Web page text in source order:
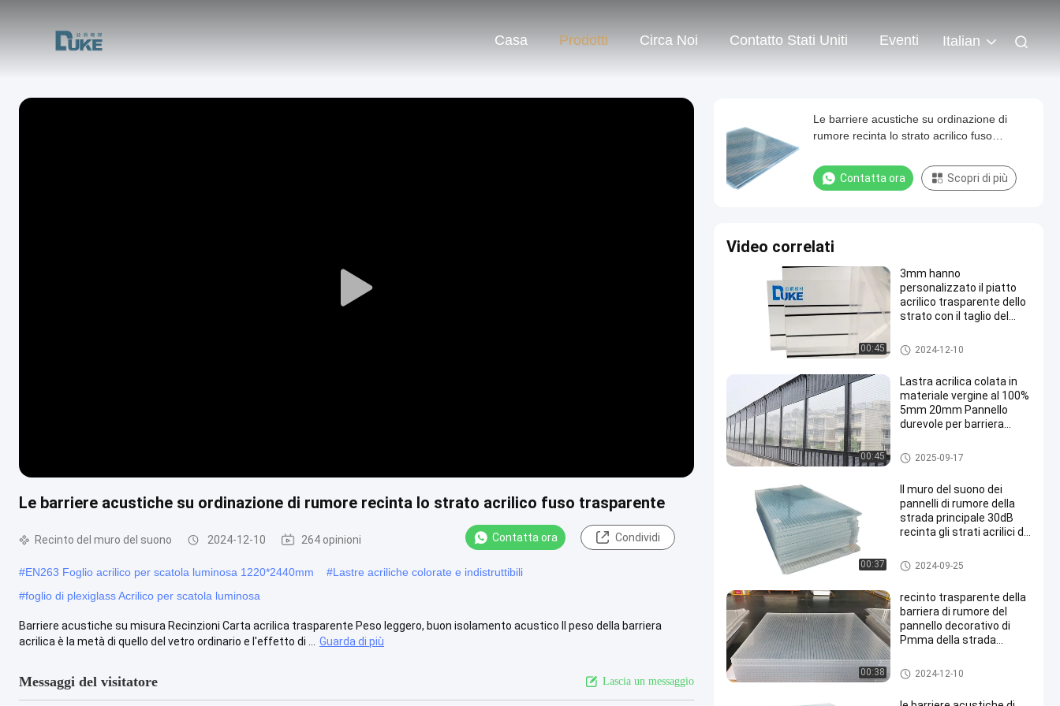
Casa Prodotti Circa Noi Contatto Stati Uniti Eventi Italian
Play
Le barriere acustiche su ordinazione di rumore recinta lo strato acrilico fuso trasparente
Recinto del muro del suono 2024-12-10 264 opinioni Contatta ora Condividi
#EN263 Foglio acrilico per scatola luminosa 1220*2440mm #Lastre acriliche colorate e indistruttibili
#foglio di plexiglass Acrilico per scatola luminosa
Barriere acustiche su misura Recinzioni Carta acrilica trasparente Peso leggero, buon isolamento acustico Il peso della barriera
acrilica è la metà di quello del vetro ordinario e l'effetto di ...
Guarda di più
Messaggi del visitatore Lascia un messaggio
Le barriere acustiche su ordinazione di
rumore recinta lo strato acrilico fuso
Contatta ora Scopri di più
Video correlati
00:45
3mm hanno
personalizzato il piatto
acrilico trasparente dello
strato con il taglio del
Recinto del muro del suono
2024-12-10
00:45
Lastra acrilica colata in
materiale vergine al 100%
5mm 20mm Pannello
durevole per barriera
Recinto del muro del suono
2025-09-17
00:37
Il muro del suono dei
pannelli di rumore della
strada principale 30dB
recinta gli strati acrilici di
Recinto del muro del suono
2024-09-25
00:38
recinto trasparente della
barriera di rumore del
pannello decorativo di
Pmma della strada
Recinto del muro del suono
2024-12-10